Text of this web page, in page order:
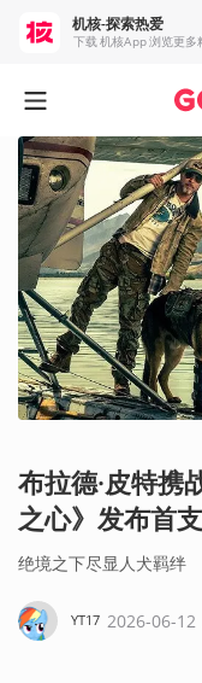
布拉德·皮特携
之心》发布首
绝境之下尽显人犬羁绊
YT17 2026-06-12
机核-探索热爱
下载 机核App 浏览更多